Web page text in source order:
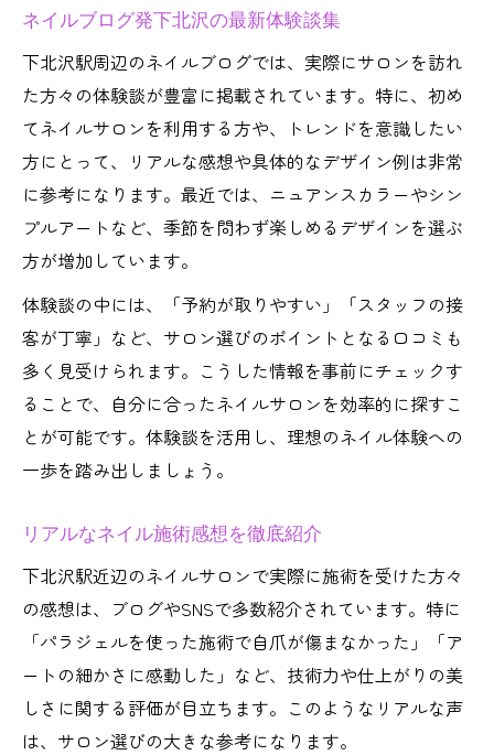
最新ネイルデザインの魅力をブログで追う
人気ネイルブログが推す旬なデザイン特集
下北沢駅近の話題ネイルをブログでチェッ
ク
自分らしいネイルを下北沢で楽しむコツ
ネイルで個性を表現する下北沢の選び方
ブログ参考に自分らしいネイルを追求
ネイルブログ活用術で満足度アップ
自分好みネイル探しの下北沢流ポイント
話題のインスタ映えネイルデザイン徹底解説
インスタ映え必須ネイルをブログで研究
下北沢で人気の映えるネイルデザイン紹介
トレンド映えネイルを下北沢で楽しむ方法
話題ネイルのビフォーアフター体験談
下北沢でネイルのトレンドを味わう方法
最新ネイルトレンドを下北沢ブログで学ぶ
ブログ活用で旬なネイルスタイルを発見
下北沢駅周辺のトレンドネイル選びのコツ
ネイルブログ発下北沢の最新体験談集
下北沢駅周辺のネイルブログでは、実際にサロンを訪れ
た方々の体験談が豊富に掲載されています。特に、初め
てネイルサロンを利用する方や、トレンドを意識したい
方にとって、リアルな感想や具体的なデザイン例は非常
に参考になります。最近では、ニュアンスカラーやシン
プルアートなど、季節を問わず楽しめるデザインを選ぶ
方が増加しています。
体験談の中には、「予約が取りやすい」「スタッフの接
客が丁寧」など、サロン選びのポイントとなる口コミも
多く見受けられます。こうした情報を事前にチェックす
ることで、自分に合ったネイルサロンを効率的に探すこ
とが可能です。体験談を活用し、理想のネイル体験への
一歩を踏み出しましょう。
リアルなネイル施術感想を徹底紹介
下北沢駅近辺のネイルサロンで実際に施術を受けた方々
の感想は、ブログやSNSで多数紹介されています。特に
「パラジェルを使った施術で自爪が傷まなかった」「ア
ートの細かさに感動した」など、技術力や仕上がりの美
しさに関する評価が目立ちます。このようなリアルな声
は、サロン選びの大きな参考になります。